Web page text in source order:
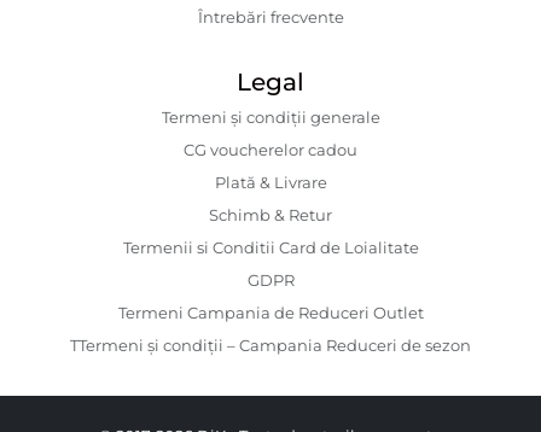
Întrebări frecvente
Legal
Termeni și condiții generale
CG voucherelor cadou
Plată & Livrare
Schimb & Retur
Termenii si Conditii Card de Loialitate
GDPR
Termeni Campania de Reduceri Outlet
TTermeni și condiții – Campania Reduceri de sezon